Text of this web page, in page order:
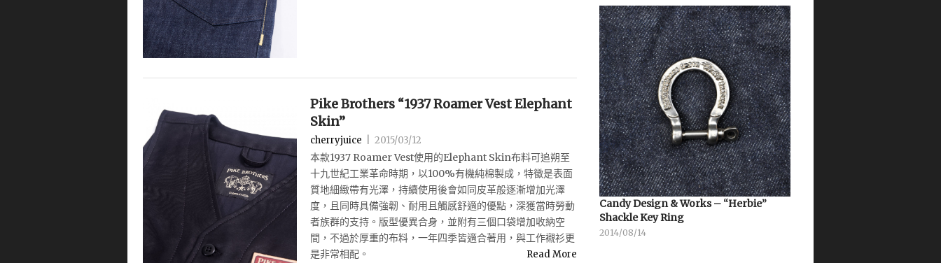
Pike Brothers “1937 Roamer Vest Elephant
Skin”
cherryjuice 2015/03/12
本款1937 Roamer Vest使用的Elephant Skin布料可追朔至
十九世紀工業革命時期，以100%有機純棉製成，特徵是表面
質地細緻帶有光澤，持續使用後會如同皮革般逐漸增加光澤
度，且同時具備強韌、耐用且觸感舒適的優點，深獲當時勞動
者族群的支持。版型優異合身，並附有三個口袋增加收納空
間，不過於厚重的布料，一年四季皆適合著用，與工作襯衫更
是非常相配。
Read More
Candy Design & Works – “Herbie”
Shackle Key Ring
2014/08/14